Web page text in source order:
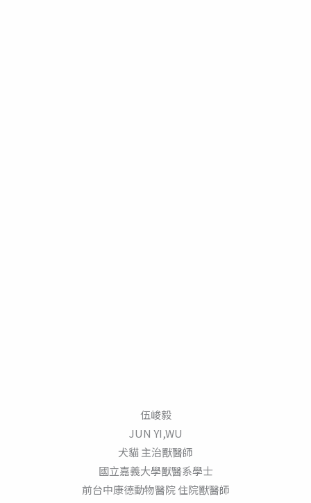
伍峻毅
JUN YI,WU
犬貓 主治獸醫師
國立嘉義大學獸醫系學士
前台中康德動物醫院 住院獸醫師